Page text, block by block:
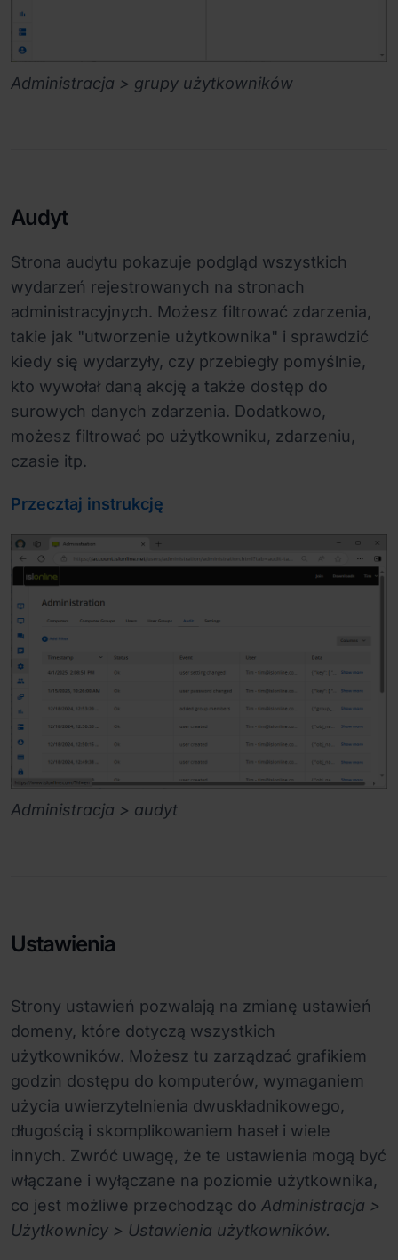
Administracja > grupy użytkowników
Audyt
Strona audytu pokazuje podgląd wszystkich
wydarzeń rejestrowanych na stronach
administracyjnych. Możesz filtrować zdarzenia,
takie jak "utworzenie użytkownika" i sprawdzić
kiedy się wydarzyły, czy przebiegły pomyślnie,
kto wywołał daną akcję a także dostęp do
surowych danych zdarzenia. Dodatkowo,
możesz filtrować po użytkowniku, zdarzeniu,
czasie itp.
Przecztaj instrukcję
Administracja > audyt
Ustawienia
Strony ustawień pozwalają na zmianę ustawień
domeny, które dotyczą wszystkich
użytkowników. Możesz tu zarządzać grafikiem
godzin dostępu do komputerów, wymaganiem
użycia uwierzytelnienia dwuskładnikowego,
długością i skomplikowaniem haseł i wiele
innych. Zwróć uwagę, że te ustawienia mogą być
włączane i wyłączane na poziomie użytkownika,
co jest możliwe przechodząc do Administracja >
Użytkownicy > Ustawienia użytkowników.